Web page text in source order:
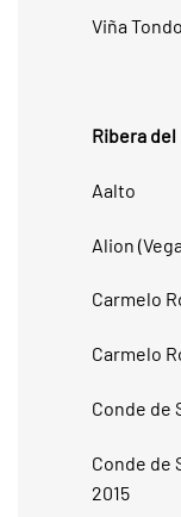
Viña
Ribera del
Aalto
Alion
Carmelo
Carmelo
Conde de
Conde de
2015